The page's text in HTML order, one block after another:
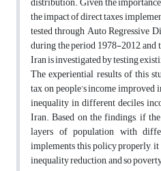
the impact of direct taxes
tested through Auto Regressive
during the period 1978-2012,
Iran is investigated by testing
The experiential results of this
tax on people’s income
inequality in different deciles
Iran. Based on the findings, if
layers of population with
implements this policy properly,
inequality reduction, and so